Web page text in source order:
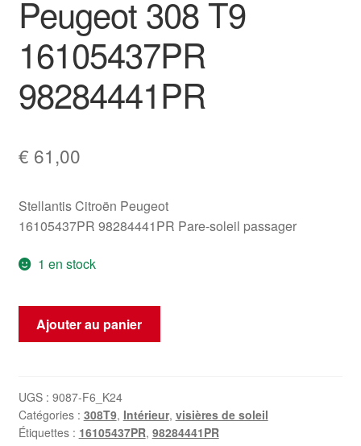
Peugeot 308 T9
16105437PR
98284441PR
€ 61,00
Stellantis Citroën Peugeot
16105437PR 98284441PR Pare-soleil passager
1 en stock
quantité
passager
Peugeot
308
Ajouter au panier
UGS : 9087-F6_K24
Catégories : 308T9, Intérieur, visières de soleil
Étiquettes : 16105437PR, 98284441PR